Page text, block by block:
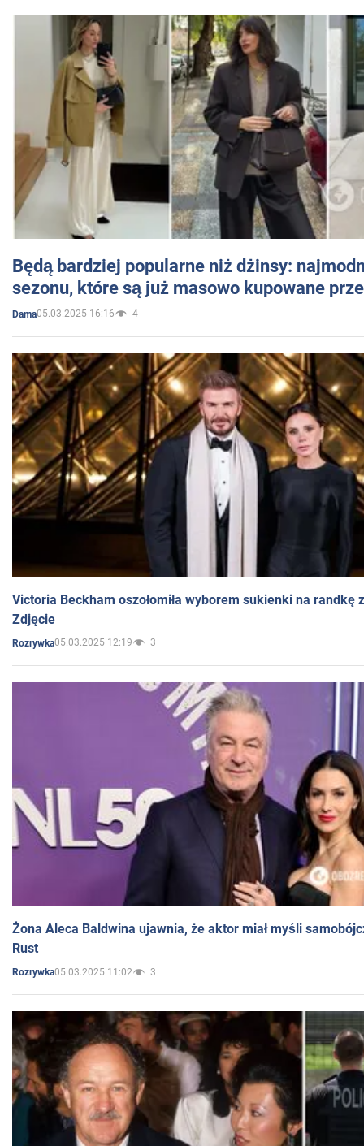
Będą bardziej popularne niż dżinsy:
sezonu, które są już masowo kupowane
Dama05.03.2025 16:16 4
Victoria Beckham oszołomiła wyborem sukienki na randkę
Zdjęcie
Rozrywka05.03.2025 12:19 3
Żona Aleca Baldwina ujawnia, że aktor miał myśli
Rust
Rozrywka05.03.2025 11:02 3